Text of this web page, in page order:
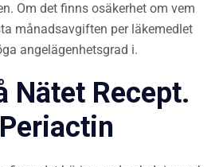
Om det finns osäkerhet om vem
månadsavgiften per läkemedlet
angelägenhetsgrad i.
Nätet Recept.